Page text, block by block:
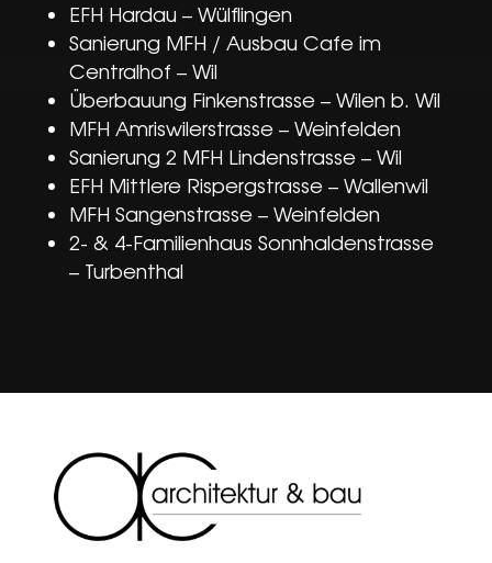
EFH Hardau – Wülflingen
Sanierung MFH / Ausbau Cafe im
Centralhof – Wil
Überbauung Finkenstrasse – Wilen b. Wil
MFH Amriswilerstrasse – Weinfelden
Sanierung 2 MFH Lindenstrasse – Wil
EFH Mittlere Rispergstrasse – Wallenwil
MFH Sangenstrasse – Weinfelden
2- & 4-Familienhaus Sonnhaldenstrasse
– Turbenthal